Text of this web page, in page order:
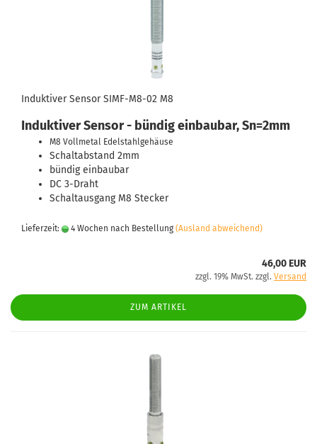
Induktiver Sensor SIMF-M8-02 M8
Induktiver Sensor - bündig einbaubar, Sn=2mm
M8 Vollmetal Edelstahlgehäuse
Schaltabstand 2mm
bündig einbaubar
DC 3-Draht
Schaltausgang M8 Stecker
Lieferzeit: 4 Wochen nach Bestellung (Ausland abweichend)
46,00 EUR
zzgl. 19% MwSt. zzgl. Versand
ZUM ARTIKEL